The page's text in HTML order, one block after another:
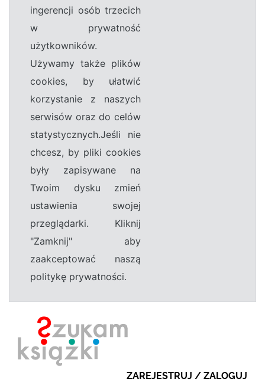
ingerencji osób trzecich
w prywatność
użytkowników.
Używamy także plików
cookies, by ułatwić
korzystanie z naszych
serwisów oraz do celów
statystycznych.Jeśli nie
chcesz, by pliki cookies
były zapisywane na
Twoim dysku zmień
ustawienia swojej
przeglądarki. Kliknij
"Zamknij" aby
zaakceptować naszą
politykę prywatności.
ZAREJESTRUJ / ZALOGUJ